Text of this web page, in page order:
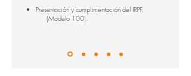
Presentación y cumplimentación del IRPF.
(Modelo 100).